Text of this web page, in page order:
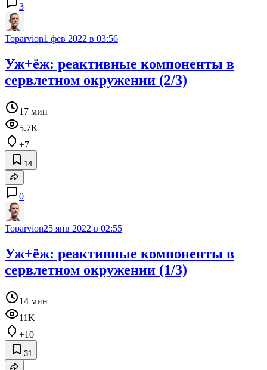
3
Toparvion1 фев 2022 в 03:56
Уж+ёж: реактивные компоненты в
сервлетном окружении (2/3)
17 мин
5.7K
+7
14
0
Toparvion25 янв 2022 в 02:55
Уж+ёж: реактивные компоненты в
сервлетном окружении (1/3)
14 мин
11K
+10
31